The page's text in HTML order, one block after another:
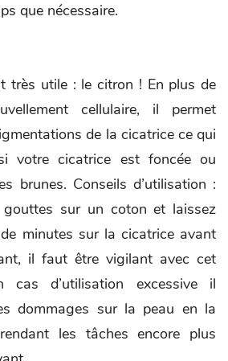
que nécessaire.
très utile : le citron ! En plus de
cellulaire, il permet
de la cicatrice ce qui
votre cicatrice est foncée ou
brunes. Conseils d’utilisation :
gouttes sur un coton et laissez
minutes sur la cicatrice avant
il faut être vigilant avec cet
cas d’utilisation excessive il
dommages sur la peau en la
les tâches encore plus